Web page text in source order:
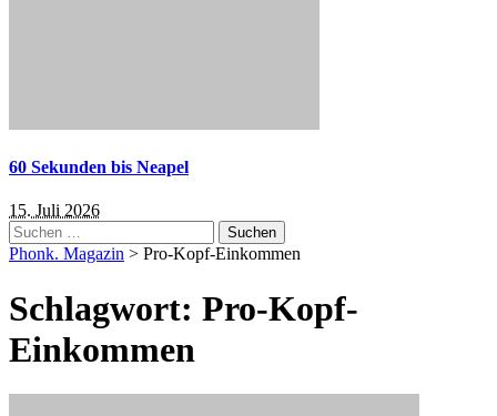
60 Sekunden bis Neapel
15. Juli 2026
Suchen
nach:
Phonk. Magazin > Pro-Kopf-Einkommen
Schlagwort: Pro-Kopf-
Einkommen